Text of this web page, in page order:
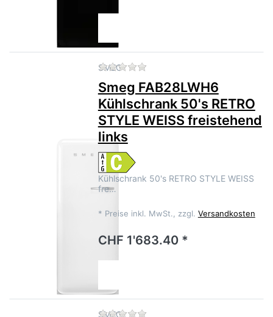
SMEG Zu diesem Produkt liegen
Smeg FAB28LWH6
Kühlschrank 50's RETRO
STYLE WEISS freistehend
links
Kühlschrank 50's RETRO STYLE WEISS
fre…
* Preise inkl. MwSt., zzgl. Versandkosten
CHF 1'683.40 *
SMEG Zu diesem Produkt liegen